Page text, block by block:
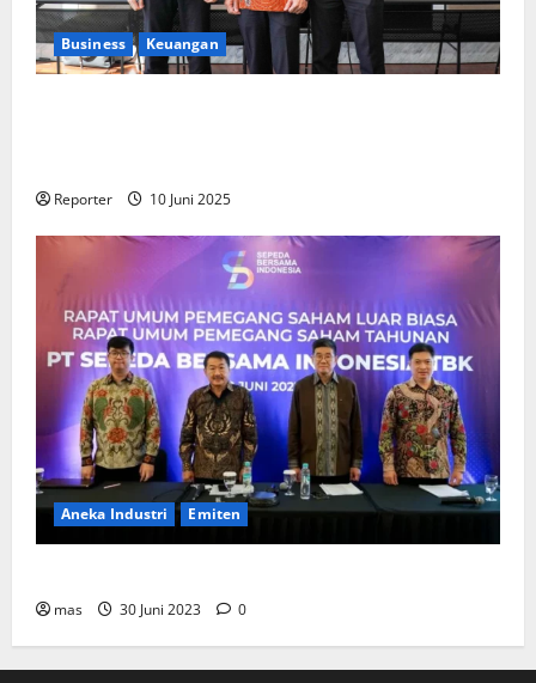
Business Keuangan
Reporter 10 Juni 2025
Aneka Industri Emiten
mas 30 Juni 2023 0